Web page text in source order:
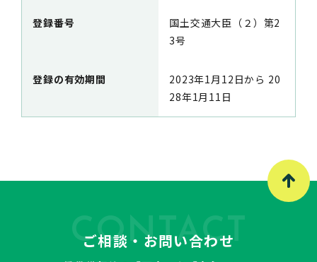
登録番号
国土交通大臣（２）第2
3号
登録の有効期間
2023年1月12日から 20
28年1月11日
CONTACT
ご相談・お問い合わせ